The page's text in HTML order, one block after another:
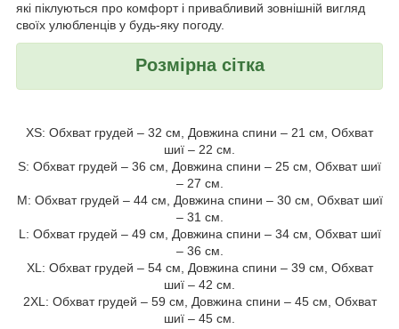
які піклуються про комфорт і привабливий зовнішній вигляд
своїх улюбленців у будь-яку погоду.
Розмірна сітка
XS: Обхват грудей – 32 см, Довжина спини – 21 см, Обхват
шиї – 22 см.
S: Обхват грудей – 36 см, Довжина спини – 25 см, Обхват шиї
– 27 см.
M: Обхват грудей – 44 см, Довжина спини – 30 см, Обхват шиї
– 31 см.
L: Обхват грудей – 49 см, Довжина спини – 34 см, Обхват шиї
– 36 см.
XL: Обхват грудей – 54 см, Довжина спини – 39 см, Обхват
шиї – 42 см.
2XL: Обхват грудей – 59 см, Довжина спини – 45 см, Обхват
шиї – 45 см.